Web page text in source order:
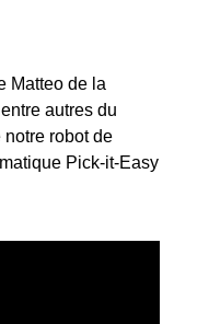
Matteo de la
autres du
notre robot de
Pick-it-Easy